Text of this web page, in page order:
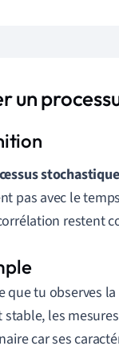
un
pas avec le
restent
que tu observes
stable, les
car ses